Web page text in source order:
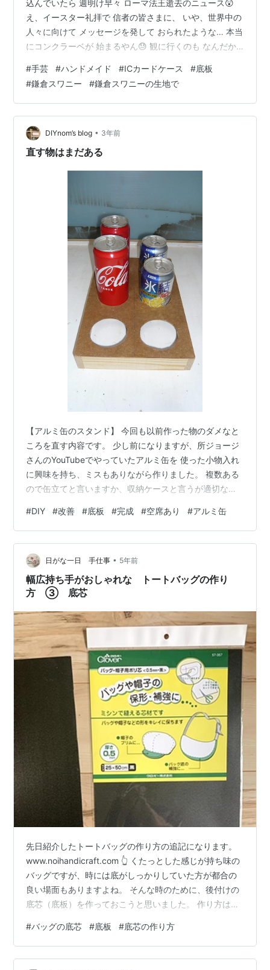
込んでいたら 週明け早々 ローマ法王逝去のニュース😲
え、イースター礼拝で 信者の皆さまに、 いや、世界中の
人々に向けて メッセージを発して おられたような… 本当
にコンクラーベが 始まるやん😓 観に行くのも なんだか
予定も たぶんなかったはず… あ、娘に 宅急便を出すんだ
った😅 用意してコンビニから出すか と窓の外を見ると …
真っ白😵 雨は止んだはずでは？ 天気予報が当たらない😆
では 雨が止むまで 家でできること… 片付け物は午前中に
もして ちょっと疲れたので それ以外で😁 そうだ…
#手芸 #ハンドメイド #ICカードケース #底板
#鎌倉スワニー #鎌倉スワニーの生地で
DIYnom’s blog • 3年前
直す物はまだある
【アルミ缶のスタンド】 今回も以前作った物のダメなと
ころを直す内容です。 少し前になりますが、所ジョージ
さんのYouTubeでやっていたアルミ缶を 使った小物入れ
に興味を持ち、ミスもありながら作りました。 複数ある
ので缶立てと言いますか、収納ケースと言うが適切な表
で先日私の不注意で落下して 凹んでしまったので、底板
を取り付けることにしました。 diynom.hatenablog.com
diynom.hatenablog.com diynom.hatenablog.com 【端
材で底板】 表面 裏面 底抜け状態なので、端材で底板を
取り付けます…
#DIY #改善 #底板 #完成 #空席あり #アルミ缶
日がな一日 手仕事 • 5年前
幅広持ち手がおしゃれな トートバッグの作り
方 ③ 底芯
先日紹介したトートバッグの作り方の追記になります。
www.noihandicraft.com 👆 くたっとした感じが持ち味の
バッグですが、時には底がしっかりしていた方が都合の
良い場面もありますよね。 そんな時のために、後付けの
底芯（底板）を作っておこうと思いました。 作り方は簡
💦 底芯にする材料は？ 硬い物なら何でも可能です。知り
合いの人は、木の菓子箱のふたを利用していました。 軽
いし、薄いしありですよね(^^♪ 私は扱いやすいので、ベ
#バッグの底芯 #底板 #底芯の作り方